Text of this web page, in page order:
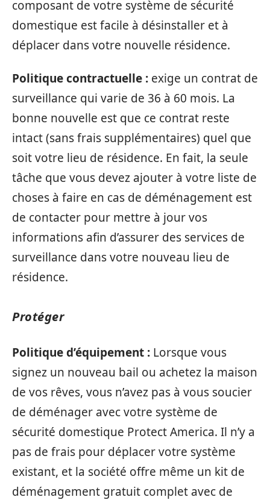
composant de votre système de sécurité
domestique est facile à désinstaller et à
déplacer dans votre nouvelle résidence.
Politique contractuelle : exige un contrat de
surveillance qui varie de 36 à 60 mois. La
bonne nouvelle est que ce contrat reste
intact (sans frais supplémentaires) quel que
soit votre lieu de résidence. En fait, la seule
tâche que vous devez ajouter à votre liste de
choses à faire en cas de déménagement est
de contacter pour mettre à jour vos
informations afin d’assurer des services de
surveillance dans votre nouveau lieu de
résidence.
Protéger
Politique d’équipement : Lorsque vous
signez un nouveau bail ou achetez la maison
de vos rêves, vous n’avez pas à vous soucier
de déménager avec votre système de
sécurité domestique Protect America. Il n’y a
pas de frais pour déplacer votre système
existant, et la société offre même un kit de
déménagement gratuit complet avec de